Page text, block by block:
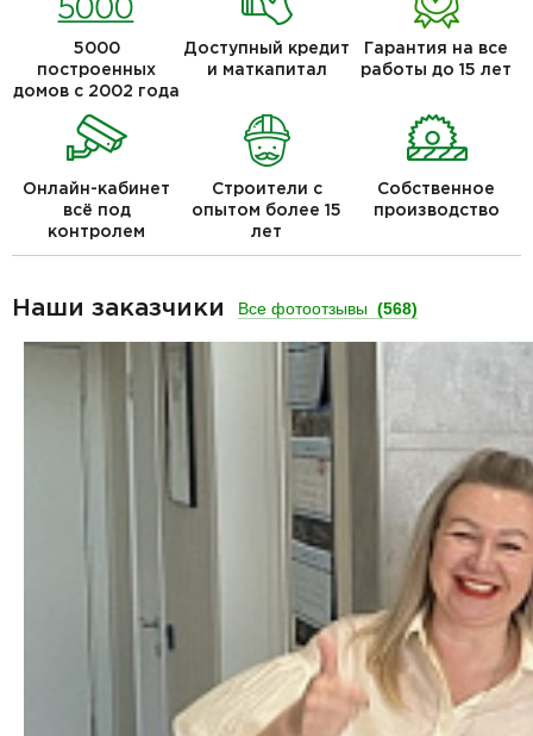
5000
построенных
домов с 2002 года
Доступный кредит
и маткапитал
Гарантия на все
работы до 15 лет
Онлайн-кабинет
всё под
контролем
Строители с
опытом более 15
лет
Собственное
производство
Наши заказчики Все фотоотзывы (568)